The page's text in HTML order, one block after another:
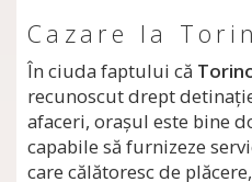
Cazare la
În ciuda faptului că
recunoscut drept
afaceri, oraşul este bine
capabile să furnizeze
care călătoresc de